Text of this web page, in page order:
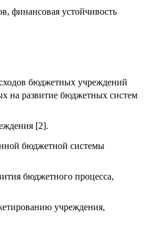
финансовая устойчивость
бюджетных учреждений
на развитие бюджетных систем
[2].
бюджетной системы
бюджетного процесса,
учреждения,